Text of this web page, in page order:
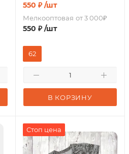
550 ₽ /шт
Мелкооптовая от 3 000₽
550 ₽ /шт
В КОРЗИНУ
62
Стоп цена